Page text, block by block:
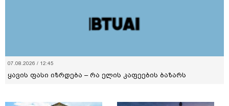
07.08.2026 / 12:45
ყავის ფასი იზრდება – რა ელის კაფეების ბაზარს